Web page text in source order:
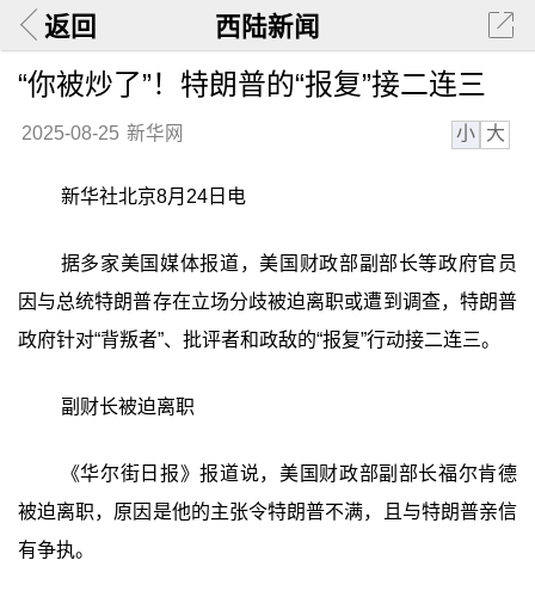
返回 西陆新闻
“你被炒了”！特朗普的“报复”接二连三
2025-08-25 新华网 小 大
新华社北京8月24日电
据多家美国媒体报道，美国财政部副部长等政府官员
因与总统特朗普存在立场分歧被迫离职或遭到调查，特朗普
政府针对“背叛者”、批评者和政敌的“报复”行动接二连三。
副财长被迫离职
《华尔街日报》报道说，美国财政部副部长福尔肯德
被迫离职，原因是他的主张令特朗普不满，且与特朗普亲信
有争执。